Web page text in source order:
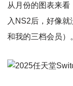
从月份的图表来
入NS2后，好像
和我的三档会员）